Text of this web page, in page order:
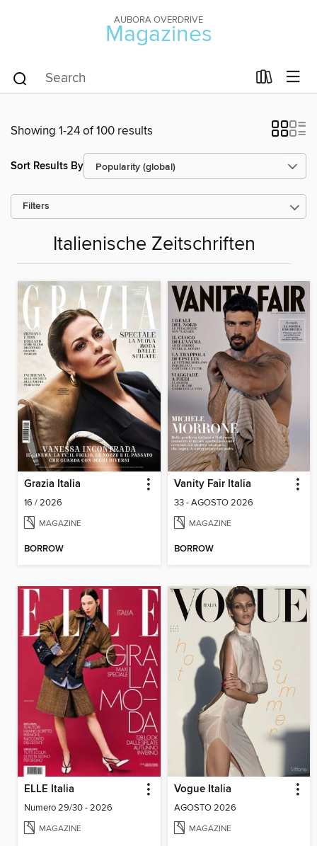
AUBORA OVERDRIVE
Magazines
Showing 1-24 of 100 results
Sort Results By
Filters
Italienische Zeitschriften
Grazia Italia
16 / 2026
MAGAZINE
BORROW
Vanity Fair Italia
33 - AGOSTO 2026
MAGAZINE
BORROW
ELLE Italia
Numero 29/30 - 2026
MAGAZINE
Vogue Italia
AGOSTO 2026
MAGAZINE